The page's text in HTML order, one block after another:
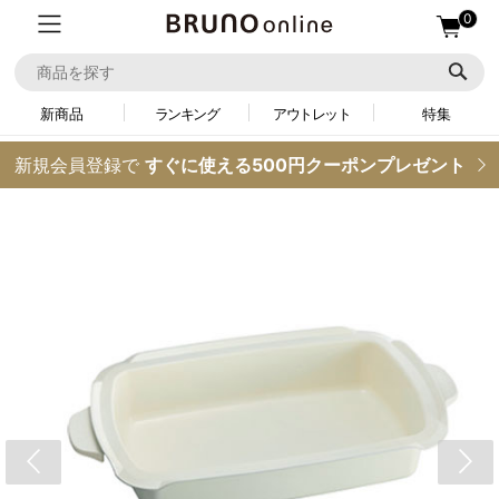
0
新商品 ランキング アウトレット 特集
新規会員登録で すぐに使える500円クーポンプレゼント